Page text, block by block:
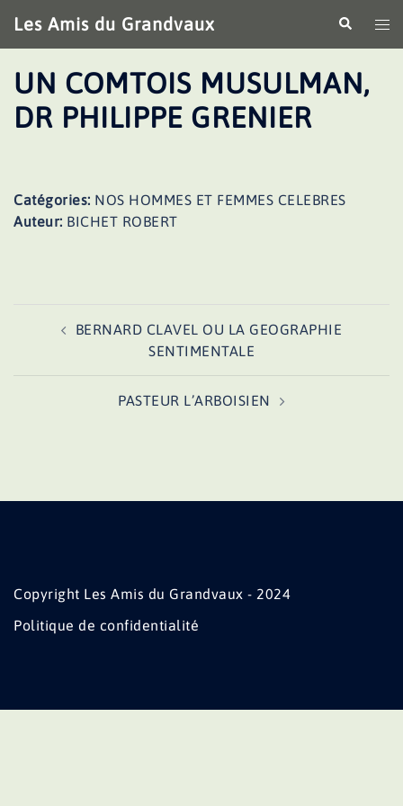
au
contenu
Les Amis du Grandvaux
le
UN COMTOIS MUSULMAN,
DR PHILIPPE GRENIER
Catégories: NOS HOMMES ET FEMMES CELEBRES
Auteur: BICHET ROBERT
d’articleBERNARD CLAVEL OU LA GEOGRAPHIE
SENTIMENTALE
PASTEUR L’ARBOISIEN
Copyright Les Amis du Grandvaux - 2024
Politique de confidentialité